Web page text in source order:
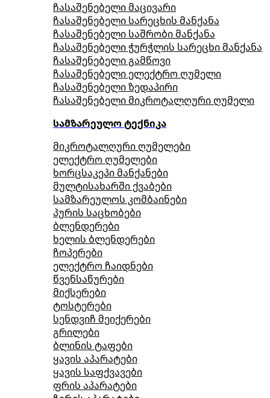
ჩასაშენებელი მაცივარი
ჩასაშენებელი სარეცხის მანქანა
ჩასაშენებელი საშრობი მანქანა
ჩასაშენებელი ჭურჭლის სარეცხი მანქანა
ჩასაშენებელი გამწოვი
ჩასაშენებელი ელექტრო ღუმელი
ჩასაშენებელი ზედაპირი
ჩასაშენებელი მიკროტალღური ღუმელი
სამზარეულო ტექნიკა
მიკროტალღური ღუმელები
ელექტრო ღუმელები
ხორცსაკეპი მანქანები
მულტისახარში ქვაბები
სამზარეულოს კომბაინები
პურის საცხობები
ბლენდერები
ხელის ბლენდერები
ჩოპერები
ელექტრო ჩაიდნები
წვენსაწურები
მიქსერები
ტოსტერები
სენდვიჩ მეიქერები
გრილები
ბლინის ტაფები
ყავის აპარატები
ყავის საფქვავები
ფრის აპარატები